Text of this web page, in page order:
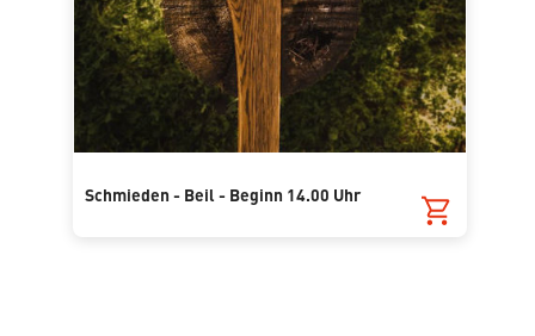
Schmieden - Beil - Beginn 14.00 Uhr